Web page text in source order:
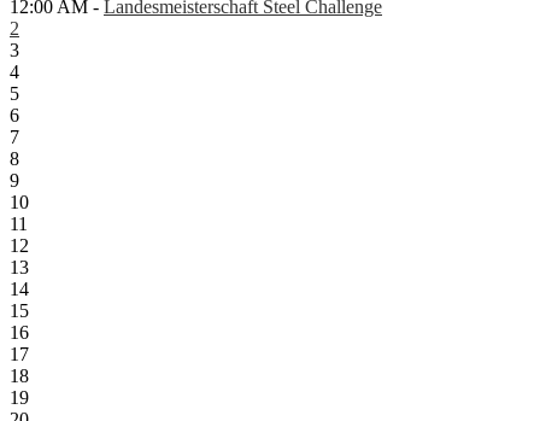
12:00 AM - Landesmeisterschaft Steel Challenge
2
3
4
5
6
7
8
9
10
11
12
13
14
15
16
17
18
19